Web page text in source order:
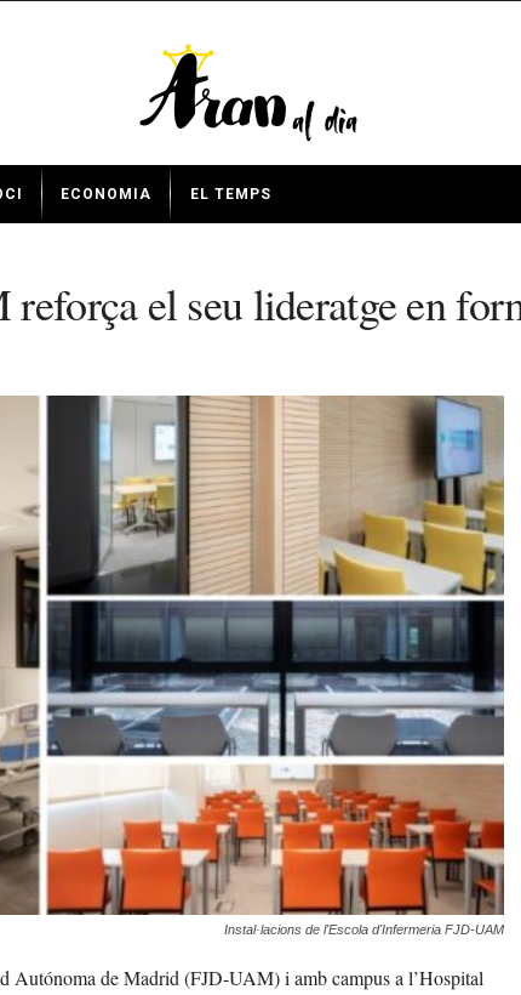
ECONOMIA EL TEMPS
el seu lideratge en
Instal·lacions de l'Escola d'Infermeria FJD-UAM
Autónoma de Madrid (FJD-UAM) i amb campus a l’Hospital